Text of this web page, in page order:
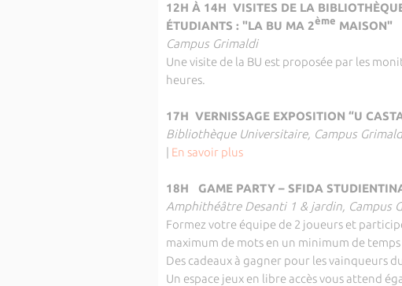
12H À 14H VISITES DE LA
ÉTUDIANTS : "LA BU MA 2ème MAISON"
Campus Grimaldi
Une visite de la BU est proposée par les
heures.
17H VERNISSAGE EXPOSITION “U
Bibliothèque Universitaire, Campus
En savoir plus
18H GAME PARTY – SFIDA
Amphithéâtre Desanti 1 & jardin, Campus
Formez votre équipe de 2 joueurs et
maximum de mots en un minimum de temps
Des cadeaux à gagner pour les vainqueurs
Un espace jeux en libre accès vous attend